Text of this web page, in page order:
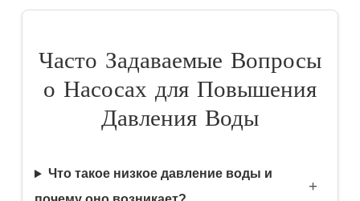
Часто Задаваемые Вопросы
о Насосах для Повышения
Давления Воды
Что такое низкое давление воды и